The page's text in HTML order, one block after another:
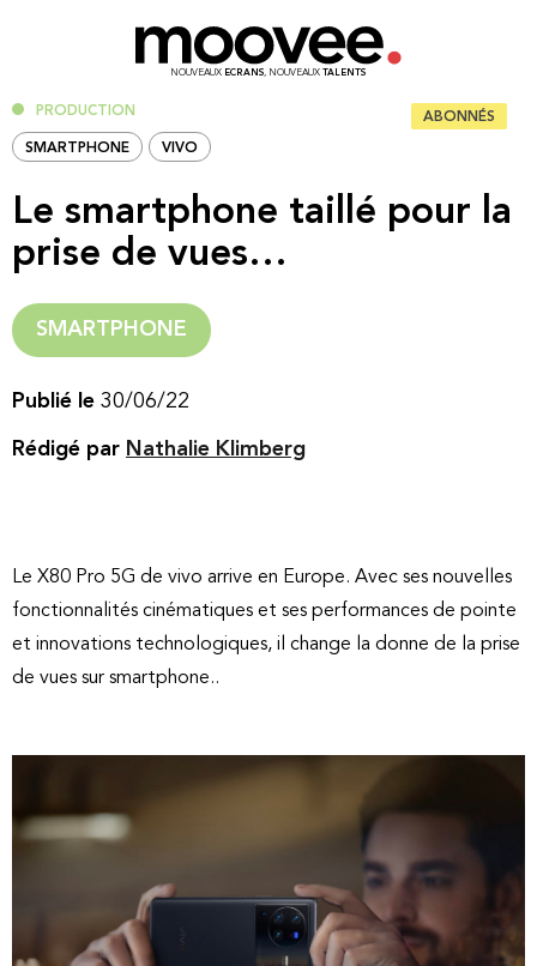
NOUVEAUX ECRANS, NOUVEAUX TALENTS
PRODUCTION ABONNÉS
SMARTPHONE VIVO
Le smartphone taillé pour la
prise de vues…
SMARTPHONE
Publié le 30/06/22
Rédigé par Nathalie Klimberg
Le X80 Pro 5G de vivo arrive en Europe. Avec ses nouvelles
fonctionnalités cinématiques et ses performances de pointe
et innovations technologiques, il change la donne de la prise
de vues sur smartphone..